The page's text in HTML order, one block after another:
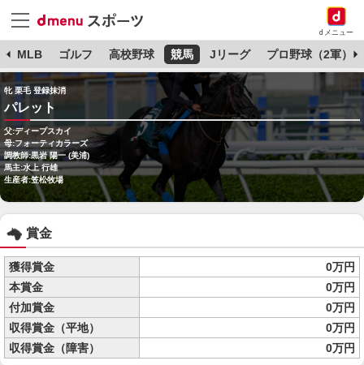
dメニュー
MLB ゴルフ 高校野球 競馬 Jリーグ プロ野球（2軍）
牝 栗毛 登録抹消
パレット
父:ディープスカイ
母:フォーティカラーズ
調教師:黒岩 陽一 (美浦)
馬主:水上 行雄
生産者:笠松牧場
賞金
獲得賞金
0万円
本賞金
0万円
付加賞金
0万円
収得賞金（平地）
0万円
収得賞金（障害）
0万円